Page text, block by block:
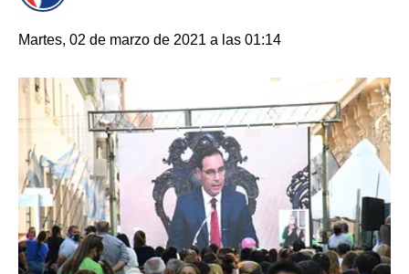
Martes, 02 de marzo de 2021 a las 01:14